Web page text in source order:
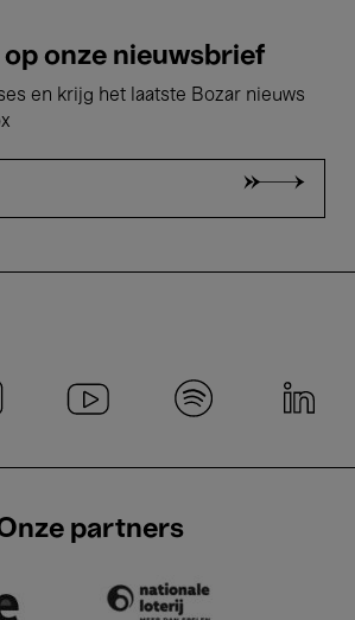
onze nieuwsbrief
en krijg het laatste Bozar nieuws
partners